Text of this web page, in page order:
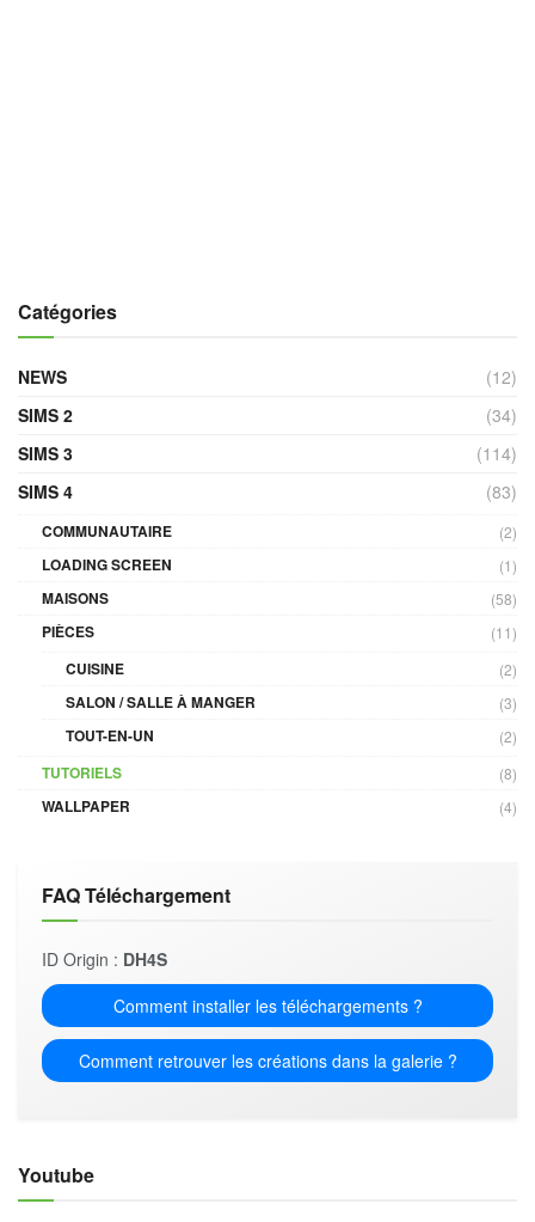
Catégories
NEWS
(12)
SIMS 2
(34)
SIMS 3
(114)
SIMS 4
(83)
COMMUNAUTAIRE (2)
LOADING SCREEN (1)
MAISONS (58)
PIÈCES (11)
CUISINE (2)
SALON / SALLE À MANGER (3)
TOUT-EN-UN (2)
TUTORIELS (8)
WALLPAPER (4)
FAQ Téléchargement
ID Origin : DH4S
Comment installer les téléchargements ?
Comment retrouver les créations dans la galerie ?
Youtube